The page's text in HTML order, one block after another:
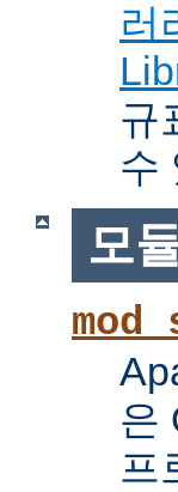
러
규
수
모
은
프